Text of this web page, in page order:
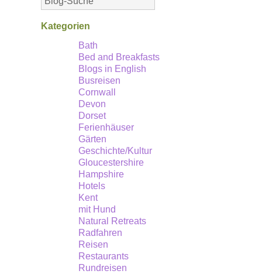
Kategorien
Bath
Bed and Breakfasts
Blogs in English
Busreisen
Cornwall
Devon
Dorset
Ferienhäuser
Gärten
Geschichte/Kultur
Gloucestershire
Hampshire
Hotels
Kent
mit Hund
Natural Retreats
Radfahren
Reisen
Restaurants
Rundreisen